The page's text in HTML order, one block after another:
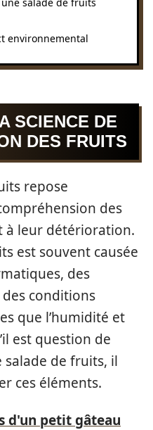
environnemental
SCIENCE DE
DES FRUITS
repose
des
à leur détérioration.
est souvent causée
des
conditions
que l’humidité et
est question de
salade de fruits, il
ces éléments.
d'un petit gâteau